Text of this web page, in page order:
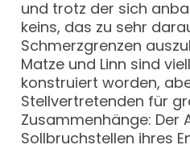
und trotz der sich
keins, das zu sehr
Schmerzgrenzen
Matze und Linn sind
konstruiert worden,
Stellvertretenden für
Zusammenhänge: Der
Sollbruchstellen ihres